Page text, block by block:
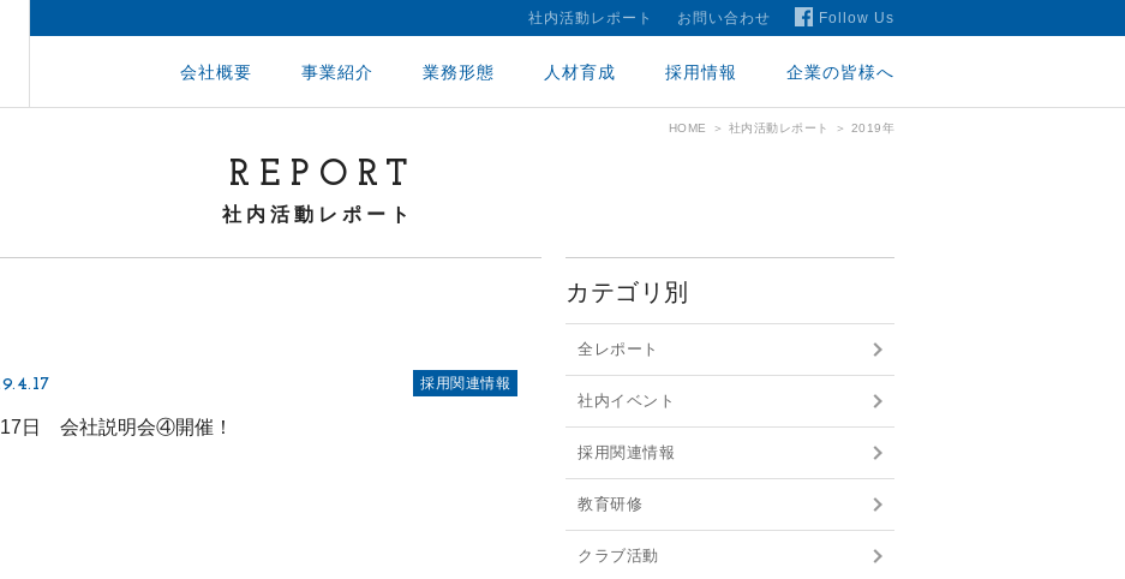
会社概要 事業紹介 業務形態 人材育成 採用情報 企業の皆様へ
社内活動レポート お問い合わせ Follow Us
HOME 社内活動レポート 2019年
REPORT
社内活動レポート
採用関連情報
日 会社説明会④開催！
カテゴリ別
全レポート
社内イベント
採用関連情報
教育研修
クラブ活動